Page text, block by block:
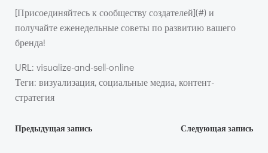
[Присоединяйтесь к сообществу создателей](#) и
получайте еженедельные советы по развитию вашего
бренда!
URL: visualize-and-sell-online
Теги: визуализация, социальные медиа, контент-
стратегия
Навигация
Предыдущая запись
Навигация
Следующая запись